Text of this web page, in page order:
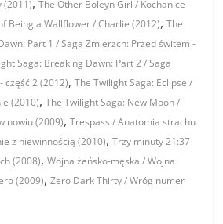
(2011) The Other Boleyn Girl / Kochanice
Being a Wallflower / Charlie (2012),The
Part 1 / Saga Zmierzch: Przed świtem -
Saga: Breaking Dawn: Part 2 / Saga
część 2 (2012),The Twilight Saga: Eclipse /
(2010),The Twilight Saga: New Moon /
nowiu (2009),Trespass / Anatomia strachu
z niewinnością (2010),Trzy minuty 21:37
(2008),Wojna żeńsko-męska / Wojna
(2009),Zero Dark Thirty / Wróg numer